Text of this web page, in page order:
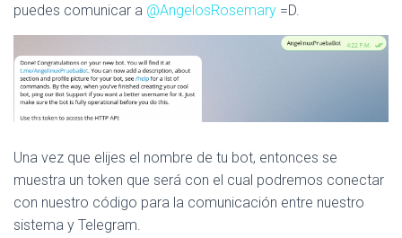
puedes comunicar a @AngelosRosemary =D.
Una vez que elijes el nombre de tu bot, entonces se
muestra un token que será con el cual podremos conectar
con nuestro código para la comunicación entre nuestro
sistema y Telegram.